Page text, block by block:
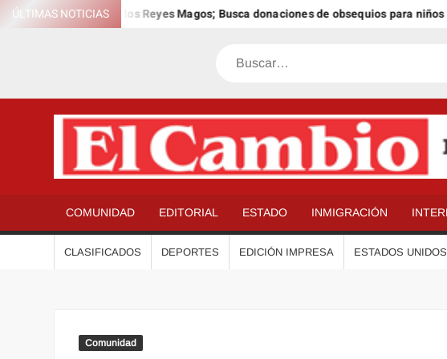
Saltar
ÚLTIMAS NOTICIAS
12º Día Anual de los Reyes Magos; Busca donaciones de obsequios para niños
Buscar
COMUNIDAD EDITORIAL ESTADO INMIGRACIÓN
CLASIFICADOS DEPORTES EDICIÓN IMPRESA ESTADOS UNIDOS
Comunidad